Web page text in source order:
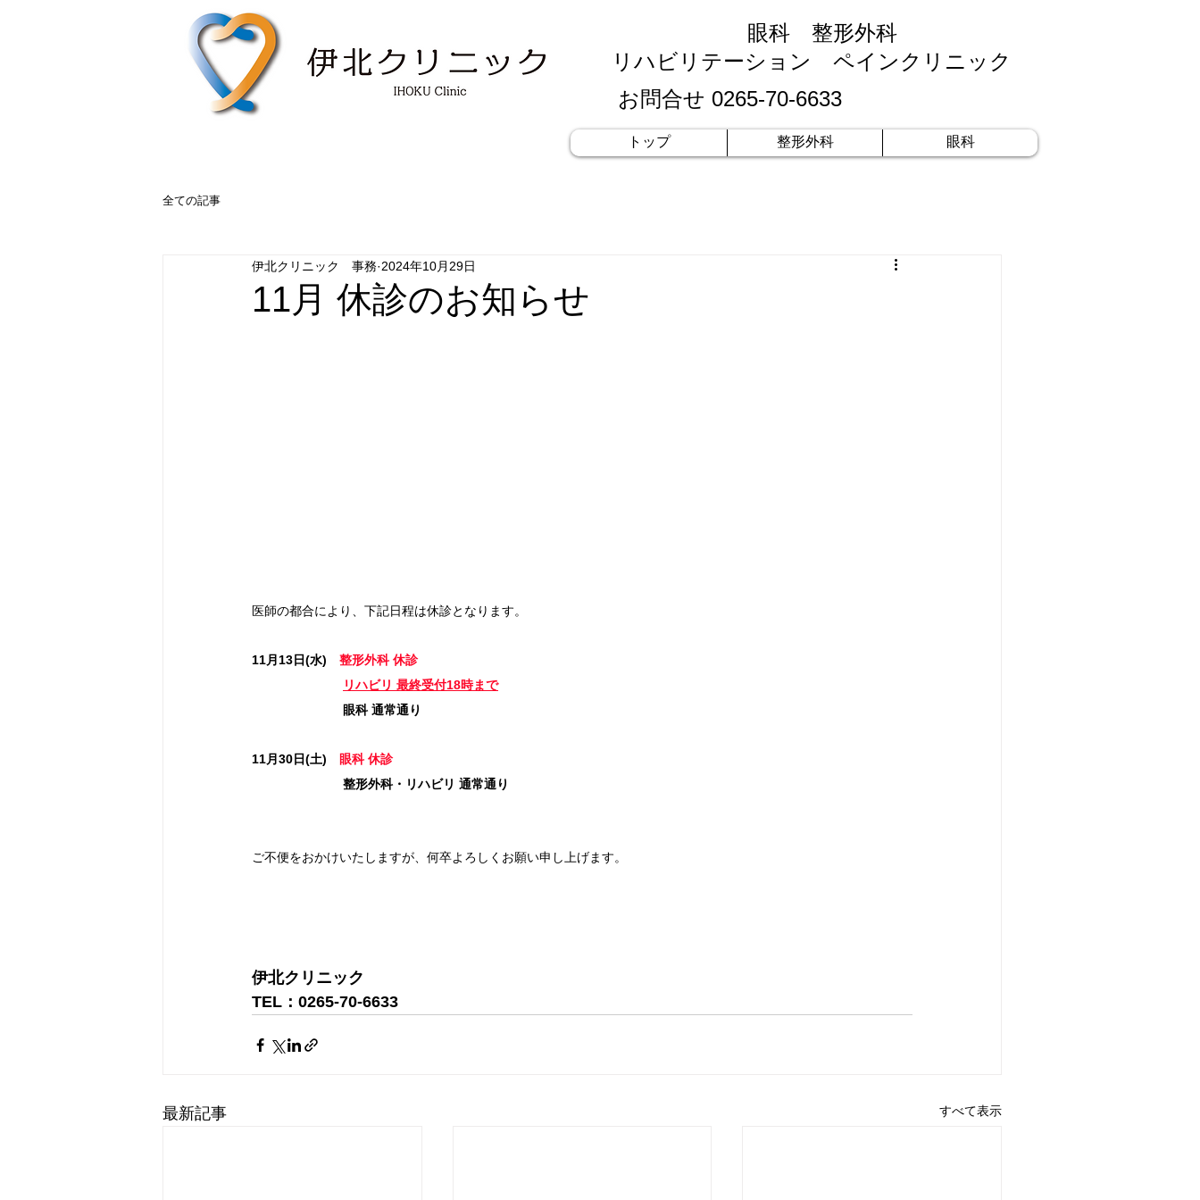
​眼科 整形外科
リハビリテーション ペインクリニック
お問合せ 0265-70-6633
トップ 整形外科 眼科
全ての記事
11月 休診のお知らせ
伊北クリニック 事務 2024年10月29日
医師の都合により、下記日程は休診となります。
11月13日(水)
整形外科 休診
リハビリ 最終受付18時まで
眼科 通常通り
11月30日(土)
眼科 休診
整形外科・リハビリ 通常通り
ご不便をおかけいたしますが、何卒よろしくお願い申し上げます。
伊北クリニック
TEL：0265-70-6633
最新記事 すべて表示